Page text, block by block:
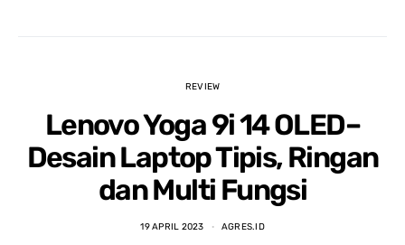
bagus,harga
murah
yang lain.
laptopnya banyak
banyak pilihan.
tempat paling nyaman
buat beli laptop, harga
dipastikan terbaik
dibandingkan tempat lain...
salesnya juga friendly
dengan mbak kiki...
REVIEW
Lenovo Yoga 9i 14 OLED–
Desain Laptop Tipis, Ringan
dan Multi Fungsi
19 APRIL 2023 AGRES.ID